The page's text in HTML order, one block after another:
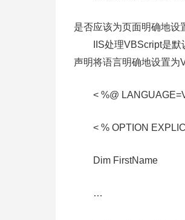
是否应该为页面明确地设
IIS处理VBScript是默认
声明将语言明确地设置为
< %@
< % OPTION
Dim FirstName
…